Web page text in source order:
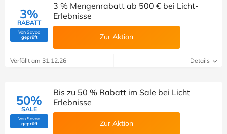
3%
RABATT
Von Savoo
geprüft(Von Savoo geprüft)
3 % Mengenrabatt ab 500 € bei Licht-
Erlebnisse
Zur Aktion
Verfällt am 31.12.26 Details
50%
SALE
Von Savoo
geprüft(Von Savoo geprüft)
Bis zu 50 % Rabatt im Sale bei Licht
Erlebnisse
Zur Aktion